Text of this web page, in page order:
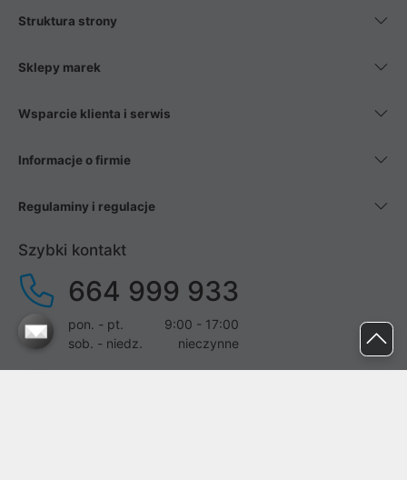
Struktura strony
Sklepy marek
Wsparcie klienta i serwis
Informacje o firmie
Regulaminy i regulacje
Szybki kontakt
664 999 933
pon. - pt.
9:00 - 17:00
sob. - niedz.
nieczynne